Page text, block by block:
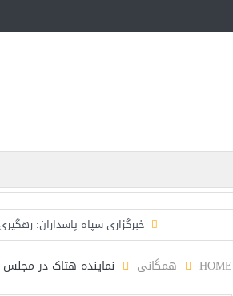
خبرگزاری سپاه پاسداران:
تحلیلگر حکومتی: تفاهم هرمز
ایران؛ واکنش ترامپ و معاونش به اقدام
HOME همگانی نماینده هتاک در مجلس ۷ درصدی: افراد بی‌حجاب، غارت‌زده هستند!